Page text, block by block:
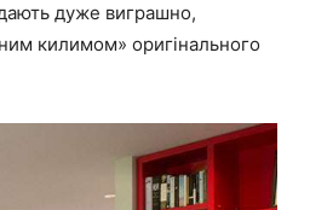
дуже виграшно,
килимом» оригінального